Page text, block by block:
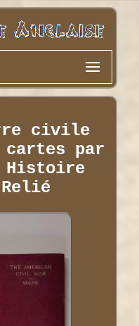
civile
cartes par
Histoire